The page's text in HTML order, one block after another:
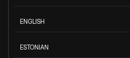
ENGLISH
ESTONIAN